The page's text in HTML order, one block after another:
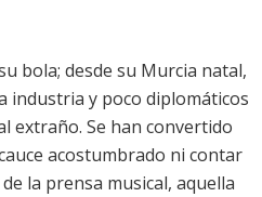
bola; desde su Murcia natal,
industria y poco diplomáticos
extraño. Se han convertido
acostumbrado ni contar
la prensa musical, aquella